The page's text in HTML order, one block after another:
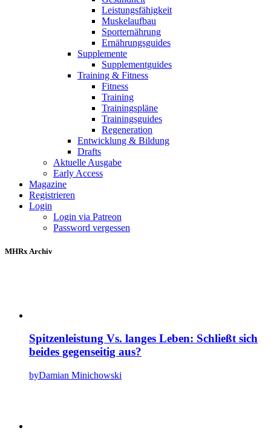
Leistungsfähigkeit
Muskelaufbau
Sporternährung
Ernährungsguides
Supplemente
Supplementguides
Training & Fitness
Fitness
Training
Trainingspläne
Trainingsguides
Regeneration
Entwicklung & Bildung
Drafts
Aktuelle Ausgabe
Early Access
Magazine
Registrieren
Login
Login via Patreon
Password vergessen
MHRx Archiv
Spitzenleistung Vs. langes Leben: Schließt sich
beides gegenseitig aus?
byDamian Minichowski